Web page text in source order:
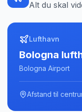
Alt du skal
Lufthavn
Bologna
Bologna Airport
Afstand til